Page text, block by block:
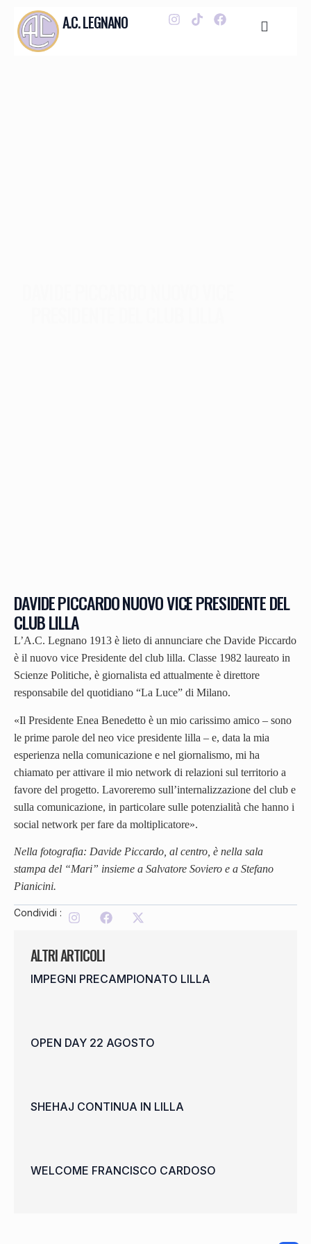
A.C. LEGNANO
ALTRI ARTICOLI
IMPEGNI PRECAMPIONATO LILLA
OPEN DAY 22 AGOSTO
SHEHAJ CONTINUA IN LILLA
WELCOME FRANCISCO CARDOSO
DAVIDE PICCARDO NUOVO VICE PRESIDENTE DEL
CLUB LILLA
L’A.C. Legnano 1913 è lieto di annunciare che Davide Piccardo
è il nuovo vice Presidente del club lilla. Classe 1982 laureato in
Scienze Politiche, è giornalista ed attualmente è direttore
responsabile del quotidiano “La Luce” di Milano.
«Il Presidente Enea Benedetto è un mio carissimo amico – sono
le prime parole del neo vice presidente lilla – e, data la mia
esperienza nella comunicazione e nel giornalismo, mi ha
chiamato per attivare il mio network di relazioni sul territorio a
favore del progetto. Lavoreremo sull’internalizzazione del club e
sulla comunicazione, in particolare sulle potenzialità che hanno i
social network per fare da moltiplicatore».
Nella fotografia: Davide Piccardo, al centro, è nella sala
stampa del “Mari” insieme a Salvatore Soviero e a Stefano
Pianicini.
Condividi :